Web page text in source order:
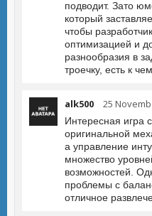
подводит. Зато
который
чтобы
оптимизацией и
разнообразия в
троечку, есть к
alk500 25
Интересная игра
оригинальной
а управление
множество
возможностей.
проблемы с
отличное